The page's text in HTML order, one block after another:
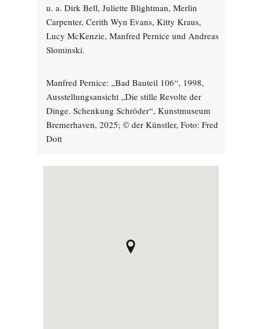
u. a. Dirk Bell, Juliette Blightman, Merlin
Carpenter, Cerith Wyn Evans, Kitty Kraus,
Lucy McKenzie, Manfred Pernice und Andreas
Slominski.
Manfred Pernice: „Bad Bauteil 106“, 1998,
Ausstellungsansicht „Die stille Revolte der
Dinge. Schenkung Schröder“, Kunstmuseum
Bremerhaven, 2025; © der Künstler, Foto: Fred
Dott